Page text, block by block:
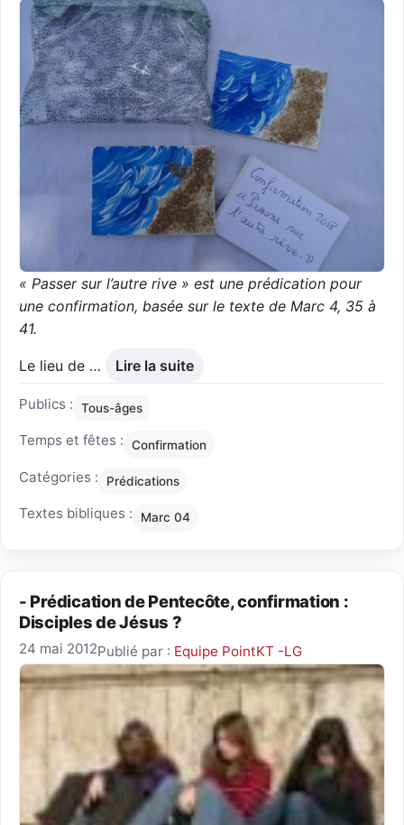
« Passer sur l’autre rive » est une prédication pour
une confirmation, basée sur le texte de Marc 4, 35 à
41.
Le lieu de … Lire la suite
Publics : Tous-âges
Temps et fêtes : Confirmation
Catégories : Prédications
Textes bibliques : Marc 04
- Prédication de Pentecôte, confirmation :
Disciples de Jésus ?
24 mai 2012Publié par : Equipe PointKT -LG